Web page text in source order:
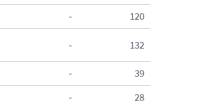
-
120
- 132
-
39
-
28